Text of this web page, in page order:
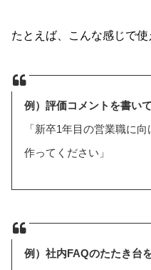
たとえば、こんな感じで使
例）評価コメントを書い
「新卒1年目の営業職に
作ってください」
例）社内FAQのたたき台